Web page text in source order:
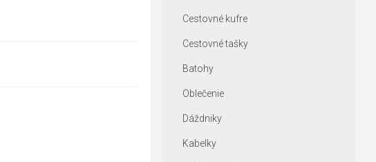
Cestovné kufre
Cestovné tašky
Batohy
Oblečenie
Dáždniky
Kabelky